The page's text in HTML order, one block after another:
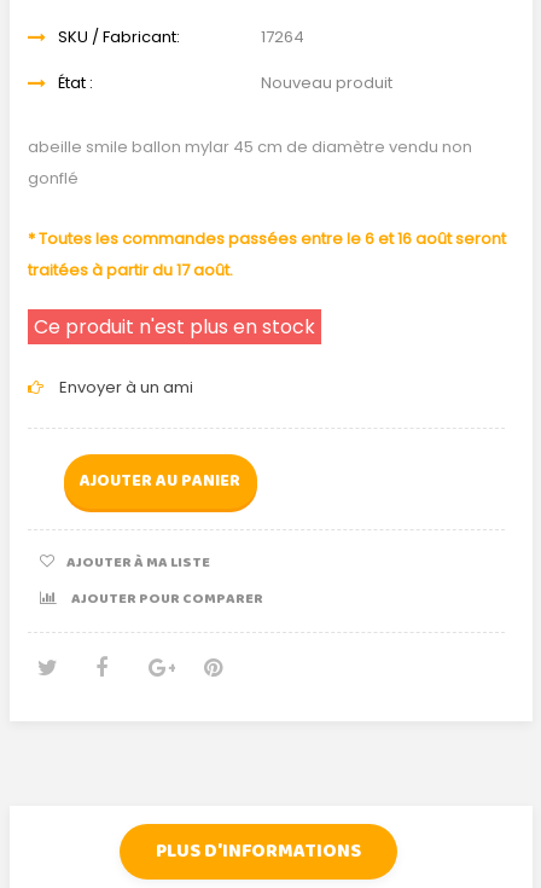
SKU / Fabricant:
17264
État :
Nouveau produit
abeille smile ballon mylar 45 cm de diamètre vendu non
gonflé
* Toutes les commandes passées entre le 6 et 16 août seront
traitées à partir du 17 août.
Ce produit n'est plus en stock
Envoyer à un ami
AJOUTER AU PANIER
AJOUTER À MA LISTE
AJOUTER POUR COMPARER
PLUS D'INFORMATIONS